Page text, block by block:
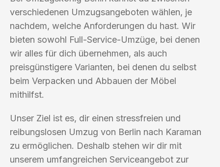
verschiedenen Umzugsangeboten wählen, je
nachdem, welche Anforderungen du hast. Wir
bieten sowohl Full-Service-Umzüge, bei denen
wir alles für dich übernehmen, als auch
preisgünstigere Varianten, bei denen du selbst
beim Verpacken und Abbauen der Möbel
mithilfst.
Unser Ziel ist es, dir einen stressfreien und
reibungslosen Umzug von Berlin nach Karaman
zu ermöglichen. Deshalb stehen wir dir mit
unserem umfangreichen Serviceangebot zur